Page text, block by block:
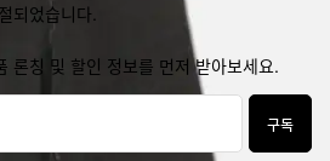
되었습니다.
론칭 및 할인 정보를 먼저 받아보세요.
구독